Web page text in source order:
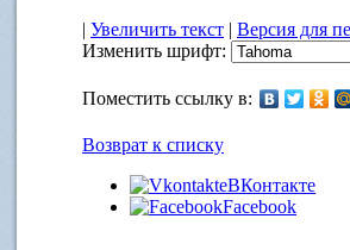
| Увеличить текст | Версия для
Изменить шрифт:
Поместить ссылку в:
Возврат к списку
ВКонтакте
Facebook